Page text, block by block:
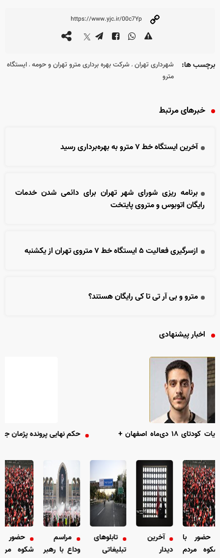
برچسب ها: شهرداری تهران ، شرکت بهره برداری مترو تهران و حومه ، ایستگاه
مترو
خبرهای مرتبط
آخرین ایستگاه خط ۷ مترو به بهره‌برداری رسید
برنامه ریزی شورای شهر تهران برای دائمی شدن خدمات
رایگان اتوبوس و متروی پایتخت
ازسرگیری فعالیت ۵ ایستگاه خط ۷ متروی تهران از یکشنبه
مترو و بی آر تی تا کی رایگان هستند؟
اخبار پیشنهادی
از جنایات کودتای ۱۸ دی‌ماه اصفهان + حکم نهایی پرونده پژمان جمشیدی صادر شد
با
مردم
آخرین
دیدار
تابلو‌های
تبلیغاتی
مراسم
وداع با رهبر
حضور با
شکوه مردم